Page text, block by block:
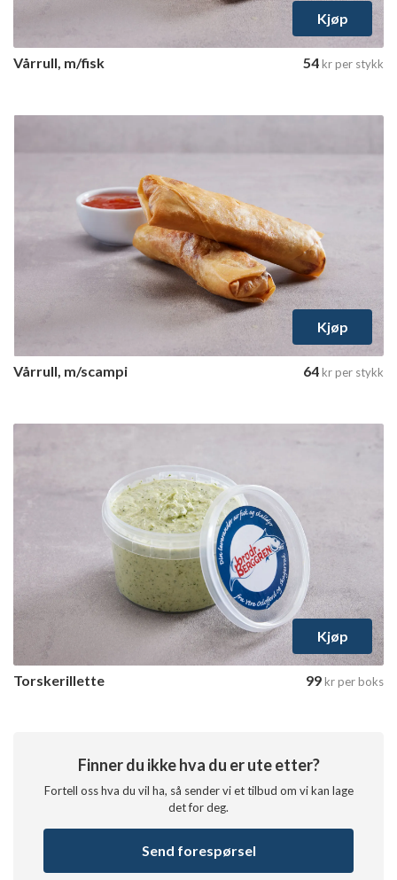
Kjøp
Vårrull, m/fisk 54krper stykk
Kjøp
Vårrull, m/scampi 64krper stykk
Kjøp
Torskerillette 99krper boks
Finner du ikke hva du er ute etter?
Fortell oss hva du vil ha, så sender vi et tilbud om vi kan lage
det for deg.
Send forespørsel